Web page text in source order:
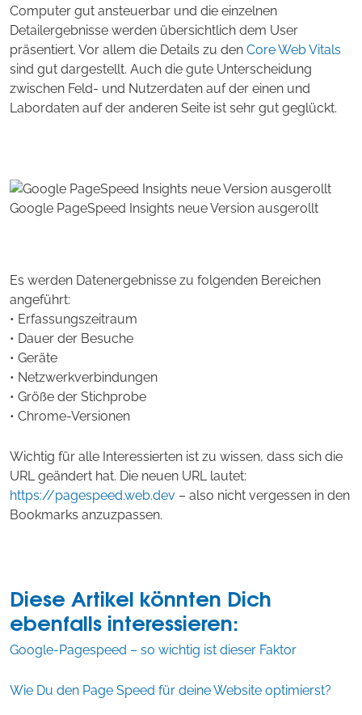
Computer gut ansteuerbar und die einzelnen
Detailergebnisse werden übersichtlich dem User
präsentiert. Vor allem die Details zu den Core Web Vitals
sind gut dargestellt. Auch die gute Unterscheidung
zwischen Feld- und Nutzerdaten auf der einen und
Labordaten auf der anderen Seite ist sehr gut geglückt.
Google PageSpeed Insights neue Version ausgerollt
Es werden Datenergebnisse zu folgenden Bereichen
angeführt:
• Erfassungszeitraum
• Dauer der Besuche
• Geräte
• Netzwerkverbindungen
• Größe der Stichprobe
• Chrome-Versionen
Wichtig für alle Interessierten ist zu wissen, dass sich die
URL geändert hat. Die neuen URL lautet:
https://pagespeed.web.dev – also nicht vergessen in den
Bookmarks anzuzpassen.
Diese Artikel könnten Dich
ebenfalls interessieren:
Google-Pagespeed – so wichtig ist dieser Faktor
Wie Du den Page Speed für deine Website optimierst?